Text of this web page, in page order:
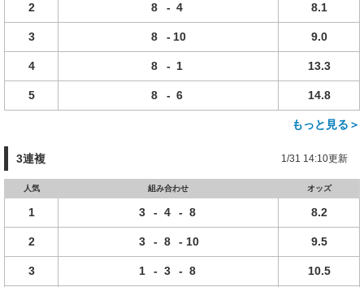
2 8 - 4 8.1
3 8 - 10 9.0
4 8 - 1 13.3
5 8 - 6 14.8
もっと見る＞
3連複 1/31 14:10更新
人気 組み合わせ オッズ
1 3 - 4 - 8 8.2
2 3 - 8 - 10 9.5
3 1 - 3 - 8 10.5